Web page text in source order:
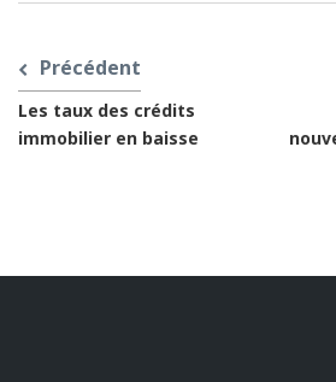
Précédent
Les taux des crédits
immobilier en baisse